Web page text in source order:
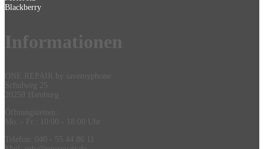
Blackberry
Information
ONE REPAIR by savemyphone
Schulweg 25